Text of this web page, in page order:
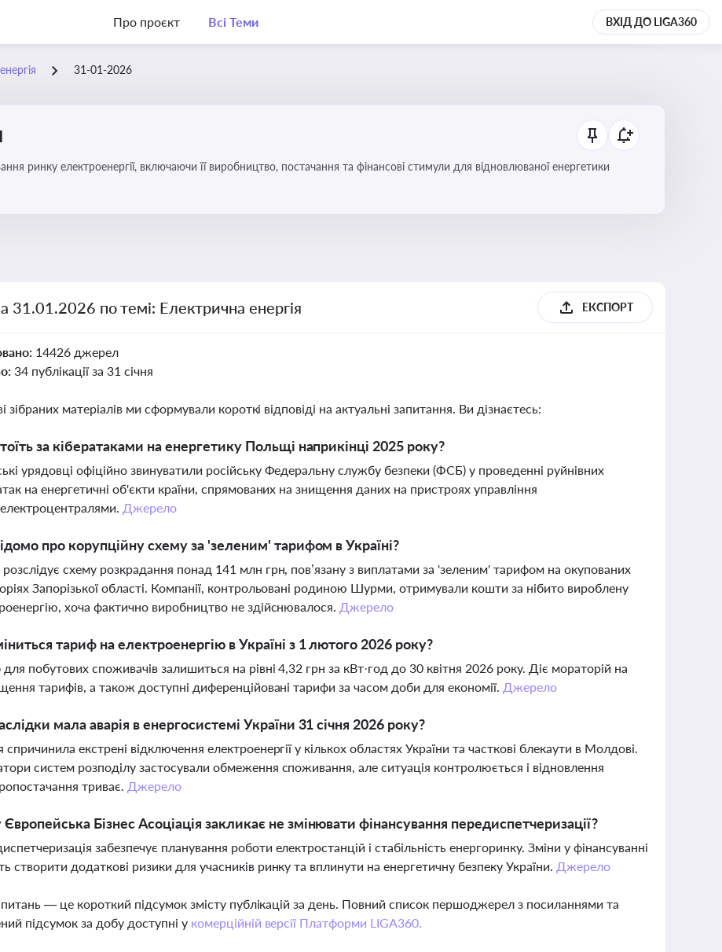
Про проєкт Всі Теми ВХІД ДО LIGA360
31-01-2026
ринку електроенергії, включаючи її виробництво, постачання та фінансові стимули для відновлюваної енергетики
31.01.2026 по темі: Електрична енергія ЕКСПОРТ
14426 джерел
34 публікації за 31 січня
зібраних матеріалів ми сформували короткі відповіді на актуальні запитання. Ви дізнаєтесь:
за кібератаками на енергетику Польщі наприкінці 2025 року?
урядовці офіційно звинуватили російську Федеральну службу безпеки (ФСБ) у проведенні руйнівних
на енергетичні об'єкти країни, спрямованих на знищення даних на пристроях управління
Джерело
про корупційну схему за 'зеленим' тарифом в Україні?
схему розкрадання понад 141 млн грн, пов’язану з виплатами за 'зеленим' тарифом на окупованих
Запорізької області. Компанії, контрольовані родиною Шурми, отримували кошти за нібито вироблену
хоча фактично виробництво не здійснювалося. Джерело
тариф на електроенергію в Україні з 1 лютого 2026 року?
побутових споживачів залишиться на рівні 4,32 грн за кВт·год до 30 квітня 2026 року. Діє мораторій на
тарифів, а також доступні диференційовані тарифи за часом доби для економії. Джерело
мала аварія в енергосистемі України 31 січня 2026 року?
спричинила екстрені відключення електроенергії у кількох областях України та часткові блекаути в Молдові.
систем розподілу застосували обмеження споживання, але ситуація контролюється і відновлення
триває. Джерело
Бізнес Асоціація закликає не змінювати фінансування передиспетчеризації?
забезпечує планування роботи електростанцій і стабільність енергоринку. Зміни у фінансуванні
створити додаткові ризики для учасників ринку та вплинути на енергетичну безпеку України. Джерело
— це короткий підсумок змісту публікацій за день. Повний список першоджерел з посиланнями та
підсумок за добу доступні у комерційній версії Платформи LIGA360.